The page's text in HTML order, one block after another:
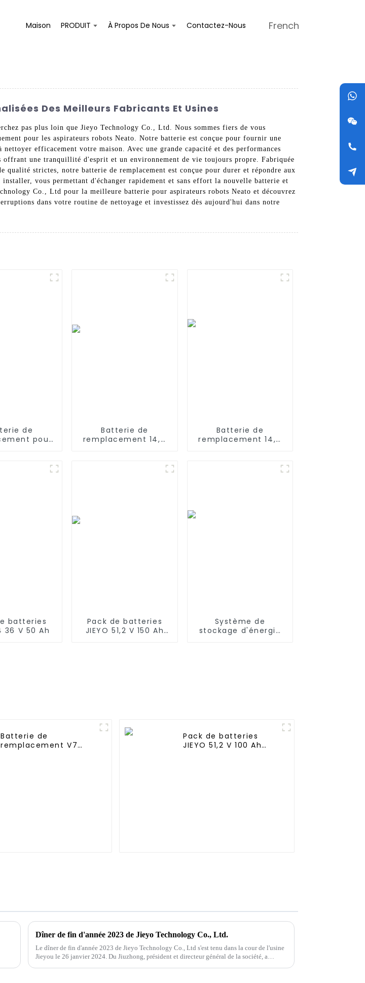
Maison PRODUIT À Propos De Nous Contactez-Nous French
Des Meilleurs Fabricants Et Usines
pas plus loin que Jieyo Technology Co., Ltd. Nous sommes fiers de vous
pour les aspirateurs robots Neato. Notre batterie est conçue pour fournir une
efficacement votre maison. Avec une grande capacité et des performances
une tranquillité d'esprit et un environnement de vie toujours propre. Fabriquée
qualité strictes, notre batterie de remplacement est conçue pour durer et répondre aux
vous permettant d'échanger rapidement et sans effort la nouvelle batterie et
Co., Ltd pour la meilleure batterie pour aspirateurs robots Neato et découvrez
dans votre routine de nettoyage et investissez dès aujourd'hui dans notre
de
pour
Batterie de
remplacement 14,4
Batterie de
remplacement 14,4
batteries
36 V 50 Ah
Pack de batteries
JIEYO 51,2 V 150 Ah
Système de
stockage d'énergie
Batterie de
remplacement V7
Pack de batteries
JIEYO 51,2 V 100 Ah
Dîner de fin d'année 2023 de Jieyo Technology Co., Ltd.
Le dîner de fin d'année 2023 de Jieyo Technology Co., Ltd s'est tenu dans la cour de l'usine
Jieyou le 26 janvier 2024. Du Jiuzhong, président et directeur général de la société, a